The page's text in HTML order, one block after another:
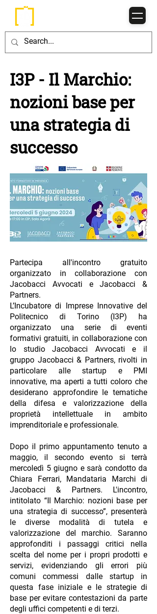
I3P - Il Marchio:
nozioni base per
una strategia di
successo
Partecipa all'incontro gratuito
organizzato in collaborazione con
Jacobacci Avvocati e Jacobacci &
Partners.
L’Incubatore di Imprese Innovative del
Politecnico di Torino (I3P) ha
organizzato una serie di eventi
formativi gratuiti, in collaborazione con
lo studio Jacobacci Avvocati e il
gruppo Jacobacci & Partners, rivolti in
particolare alle startup e PMI
innovative, ma aperti a tutti coloro che
desiderano approfondire le tematiche
della difesa e valorizzazione della
proprietà intellettuale in ambito
imprenditoriale e professionale.
Dopo il primo appuntamento tenuto a
maggio, il secondo evento si terrà
mercoledì 5 giugno e sarà condotto da
Chiara Ferrari, Mandataria Marchi di
Jacobacci & Partners. L'incontro,
intitolato “Il Marchio: nozioni base per
una strategia di successo”, presenterà
le diverse modalità di tutela e
valorizzazione del marchio. Saranno
approfonditi i passaggi critici nella
scelta del nome per i propri prodotti e
servizi, evidenziando gli errori più
comuni commessi dalle startup in
questa fase iniziale e le strategie di
base per evitare contestazioni da parte
degli uffici competenti e di terzi.